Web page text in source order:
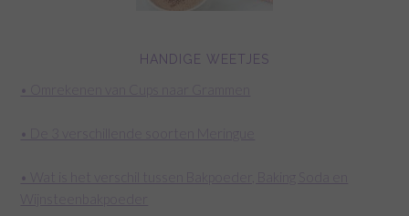
HANDIGE WEETJES
• Omrekenen van Cups naar Grammen
• De 3 verschillende soorten Meringue
• Wat is het verschil tussen Bakpoeder, Baking Soda en